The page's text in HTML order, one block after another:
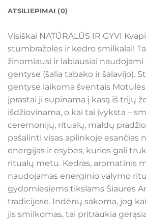
ATSILIEPIMAI (0)
Visiškai NATŪRALŪS IR GYVI
stumbražolės ir kedro smilkalai!
žinomiausi ir labiausiai
gentyse (šalia tabako ir šalavijo).
gentyse laikoma šventais
įprastai ji supinama į kasą iš trijų
išdžiovinama, o kai tai įvyksta –
ceremonijų, ritualų, maldų
pašalinti visas aplinkoje esančias
energijas ir esybes, kurios gali
ritualų metu. Kedras, aromatinis
naudojamas energinio valymo
gydomiesiems tikslams Šiaurės
tradicijose. Indėnų sakoma, jog
jis smilkomas, tai pritraukia